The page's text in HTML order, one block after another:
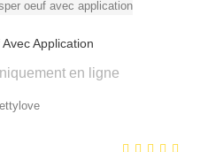
Application
en ligne